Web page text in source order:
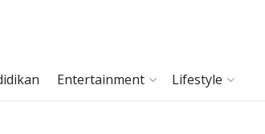
Entertainment Lifestyle